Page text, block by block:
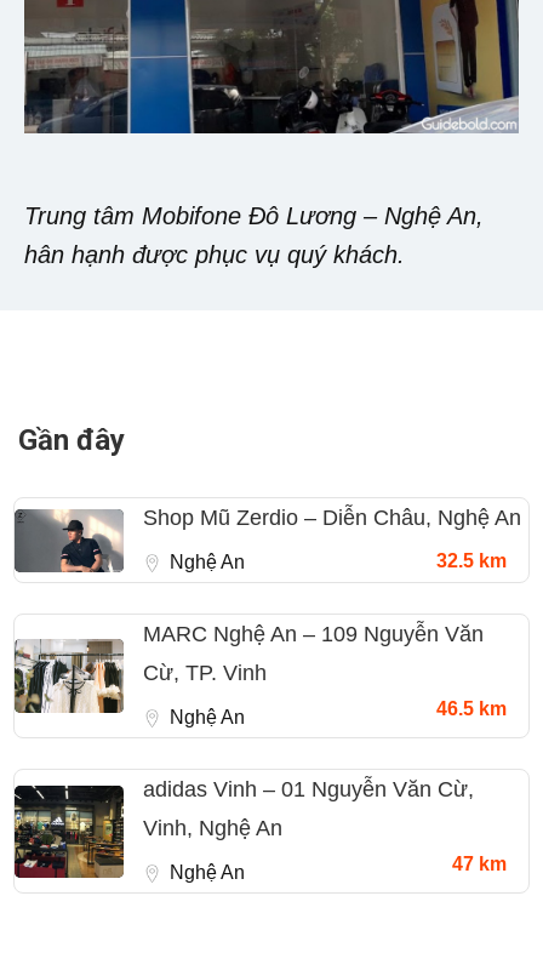
Trung tâm Mobifone Đô Lương – Nghệ An,
hân hạnh được phục vụ quý khách.
Gần đây
Shop Mũ Zerdio – Diễn Châu, Nghệ An
Nghệ An 32.5 km
MARC Nghệ An – 109 Nguyễn Văn
Cừ, TP. Vinh
Nghệ An 46.5 km
adidas Vinh – 01 Nguyễn Văn Cừ,
Vinh, Nghệ An
Nghệ An 47 km